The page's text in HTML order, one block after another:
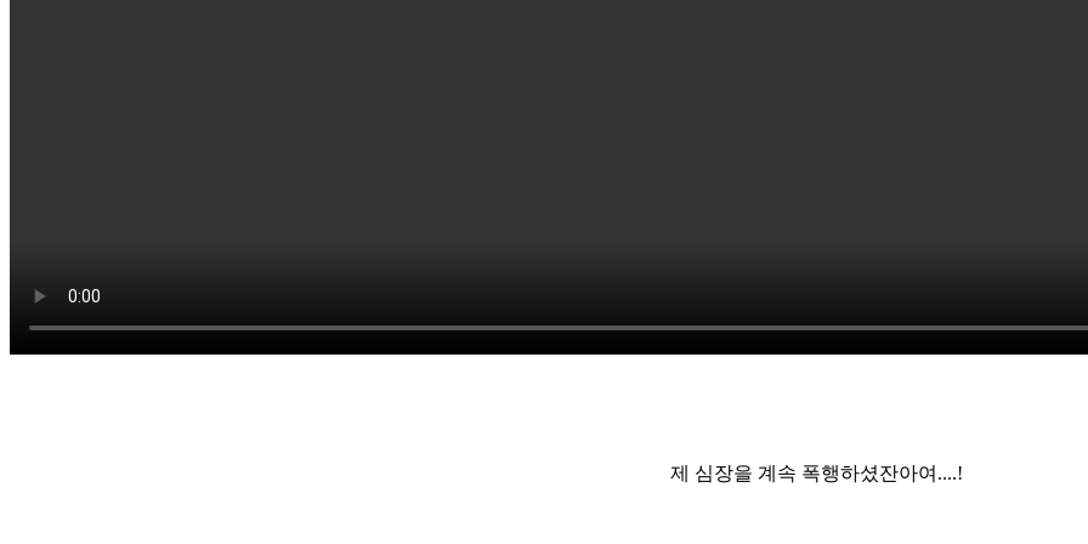
제 심장을 계속 폭행하셨잔아여....!